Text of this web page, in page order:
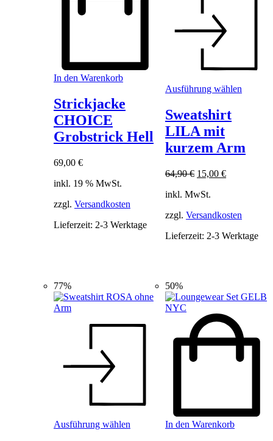
In den Warenkorb
Strickjacke
CHOICE
Grobstrick Hell
69,00 €
inkl. 19 % MwSt.
zzgl. Versandkosten
Lieferzeit: 2-3 Werktage
Ausführung wählen
Die
gewählt
werden
Sweatshirt
LILA mit
kurzem Arm
64,90€ Ursprünglicher
war:
15,00€Aktueller
inkl. MwSt.
zzgl.Versandkosten
Lieferzeit: 2-3 Werktage
77%
Ausführung wählen
50%
In den Warenkorb